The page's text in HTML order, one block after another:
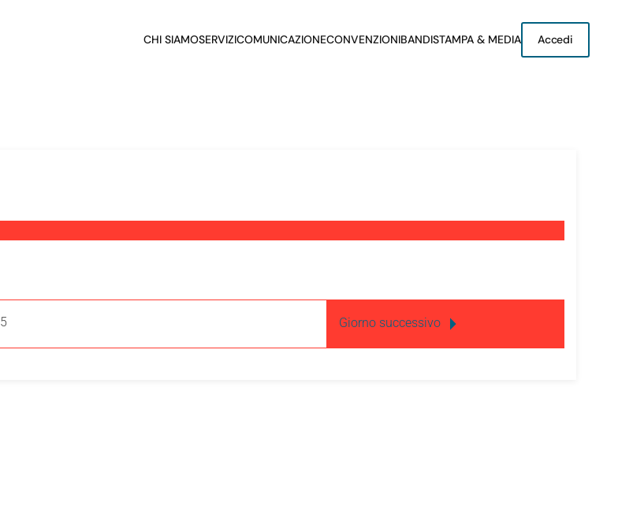
CHI SIAMOSERVIZICOMUNICAZIONECONVENZIONIBANDISTAMPA & MEDIA Accedi
Giorno successivo